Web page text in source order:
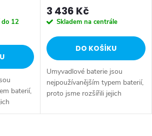
do 12
baterií,
s
3 436 Kč
Skladem na centrále
DO KOŠÍKU
Umyvadlové baterie jsou
nejpoužívanějším typem baterií,
proto jsme rozšířili jejich
termostatickými bateriemi do